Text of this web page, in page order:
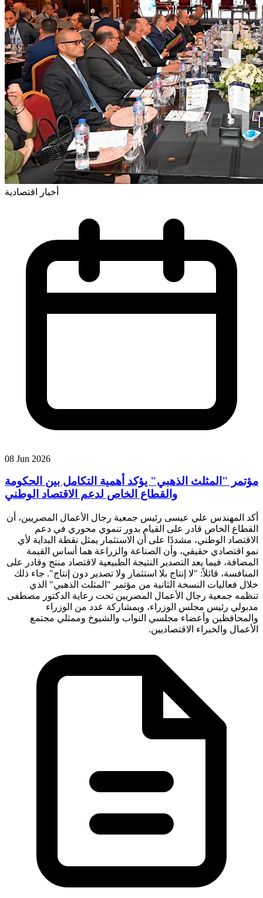
أخبار اقتصادية
08 Jun 2026
مؤتمر "المثلث الذهبي" يؤكد أهمية التكامل بين الحكومة
والقطاع الخاص لدعم الاقتصاد الوطني
أكد المهندس علي عيسى رئيس جمعية رجال الأعمال المصريين، أن
القطاع الخاص قادر على القيام بدور تنموي محوري في دعم
الاقتصاد الوطني، مشددًا على أن الاستثمار يمثل نقطة البداية لأي
نمو اقتصادي حقيقي، وأن الصناعة والزراعة هما أساس القيمة
المضافة، فيما يعد التصدير النتيجة الطبيعية لاقتصاد منتج وقادر على
المنافسة، قائلاً: "لا إنتاج بلا استثمار ولا تصدير دون إنتاج". جاء ذلك
خلال فعاليات النسخة الثانية من مؤتمر "المثلث الذهبي" الذي
تنظمه جمعية رجال الأعمال المصريين تحت رعاية الدكتور مصطفى
مدبولي رئيس مجلس الوزراء، وبمشاركة عدد من الوزراء
والمحافظين وأعضاء مجلسي النواب والشيوخ وممثلي مجتمع
الأعمال والخبراء الاقتصاديين.